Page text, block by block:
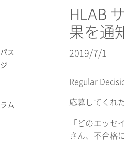
HLAB
果を通
2019/7/1
Regular
応募してくれ
「どのエッセ
さん、不合格
ス
ム